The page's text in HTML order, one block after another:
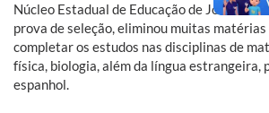
Núcleo Estadual de Educação de Jovens e
prova de seleção, eliminou muitas matérias
completar os estudos nas disciplinas de
física, biologia, além da língua estrangeira,
espanhol.